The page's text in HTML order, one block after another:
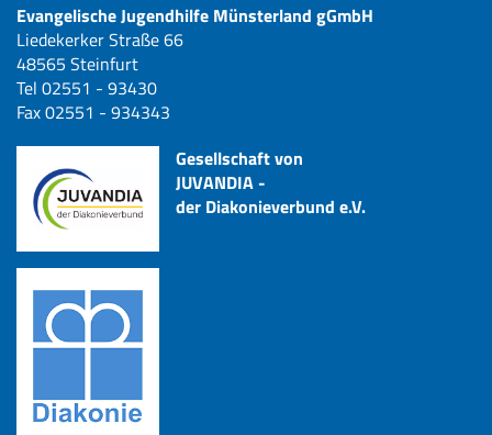
Evangelische Jugendhilfe Münsterland gGmbH
Liedekerker Straße 66
48565 Steinfurt
Tel 02551 - 93430
Fax 02551 - 934343
Gesellschaft von
JUVANDIA -
der Diakonieverbund e.V.